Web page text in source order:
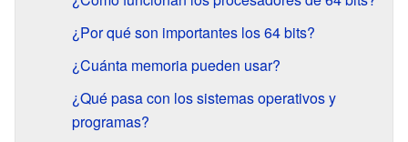
¿Por qué son importantes los 64 bits?
¿Cuánta memoria pueden usar?
¿Qué pasa con los sistemas operativos y
programas?